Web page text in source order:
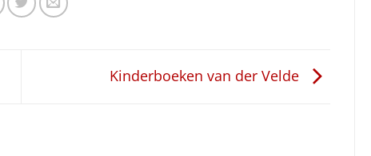
Kinderboeken van der Velde